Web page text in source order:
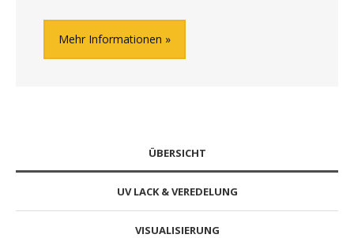
Mehr Informationen
ÜBERSICHT
UV LACK & VEREDELUNG
VISUALISIERUNG